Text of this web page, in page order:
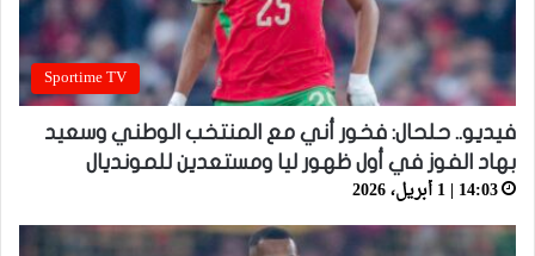
Sportime TV
فيديو.. حلحال: فخور أني مع المنتخب الوطني وسعيد
بهاد الفوز في أول ظهور ليا ومستعدين للمونديال
14:03 | 1 أبريل، 2026